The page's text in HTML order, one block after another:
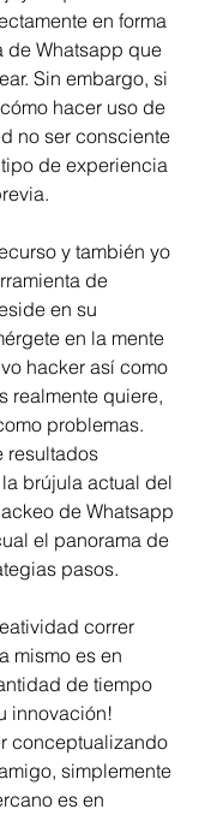
en forma
de Whatsapp que
Sin embargo, si
hacer uso de
no ser consciente
de experiencia
y también yo
de
en su
en la mente
hacker así como
realmente quiere,
problemas.
resultados
brújula actual del
de Whatsapp
el panorama de
pasos.
correr
mismo es en
de tiempo
innovación!
conceptualizando
simplemente
es en